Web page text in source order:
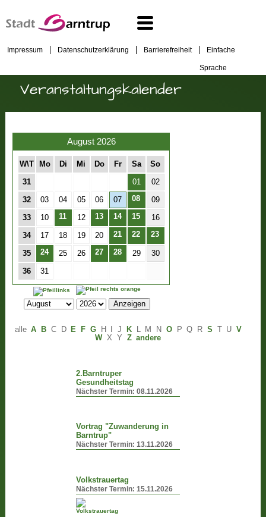
Impressum Datenschutzerklärung Barrierefreiheit Einfache
Sprache
Veranstaltungskalender
August 2026
W\T Mo Di Mi Do Fr Sa So
31 01 02
32 03 04 05 06 07 08 09
33 10 11 12 13 14 15 16
34 17 18 19 20 21 22 23
35 24 25 26 27 28 29 30
36 31
alle A B C D E F G H J K L M N O P Q R S U V
W X Y Z andere
2.Barntruper
Gesundheitstag
Nächster Termin:08.11.2026
Vortrag "Zuwanderung in
Barntrup"
Nächster Termin:13.11.2026
Volkstrauertag
Nächster Termin:15.11.2026